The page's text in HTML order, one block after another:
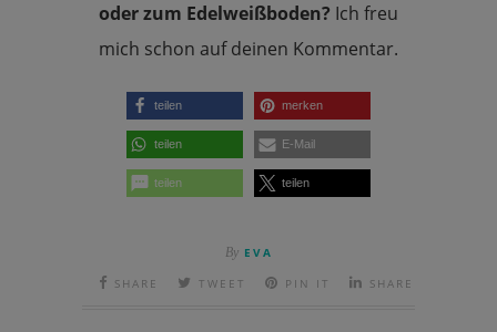
oder zum Edelweißboden? Ich freu
mich schon auf deinen Kommentar.
teilen merken
teilen E-Mail
teilen teilen
By EVA
SHARE
TWEET PIN IT SHARE